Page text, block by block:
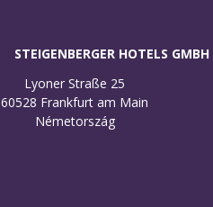
STEIGENBERGER HOTELS GMBH
Lyoner Straße 25
60528 Frankfurt am Main
Németország